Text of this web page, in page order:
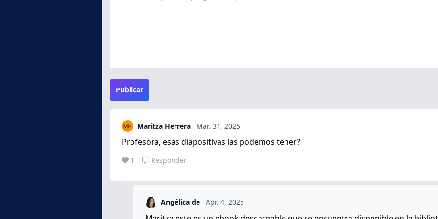
Publicar
Maritza Herrera Mar. 31, 2025
Profesora, esas diapositivas las podemos tener?
1 Responder
Angélica de Apr. 4, 2025